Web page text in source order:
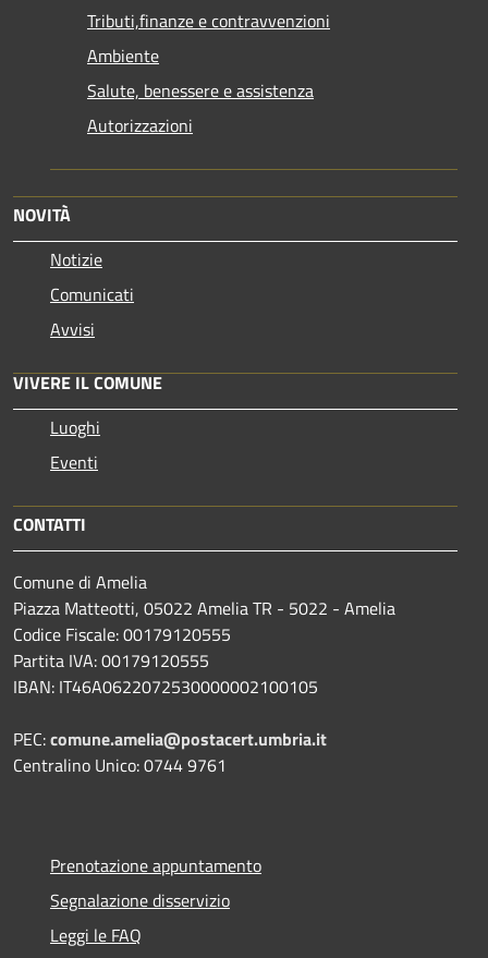
Tributi,finanze e contravvenzioni
Ambiente
Salute, benessere e assistenza
Autorizzazioni
NOVITÀ
Notizie
Comunicati
Avvisi
VIVERE IL COMUNE
Luoghi
Eventi
CONTATTI
Comune di Amelia
Piazza Matteotti, 05022 Amelia TR - 5022 - Amelia
Codice Fiscale: 00179120555
Partita IVA: 00179120555
IBAN: IT46A0622072530000002100105
PEC:comune.amelia@postacert.umbria.it
Centralino Unico: 0744 9761
Prenotazione appuntamento
Segnalazione disservizio
Leggi le FAQ